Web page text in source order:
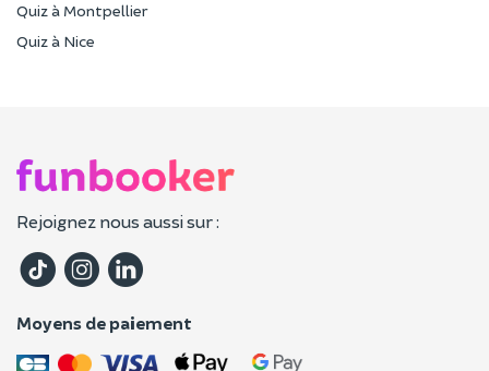
Quiz à Montpellier
Quiz à Nice
Rejoignez nous aussi sur :
Moyens de paiement